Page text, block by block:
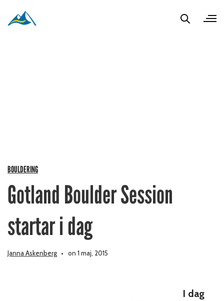
BOULDERING
Gotland Boulder Session
startar i dag
Janna Askenberg on 1 maj, 2015
I dag